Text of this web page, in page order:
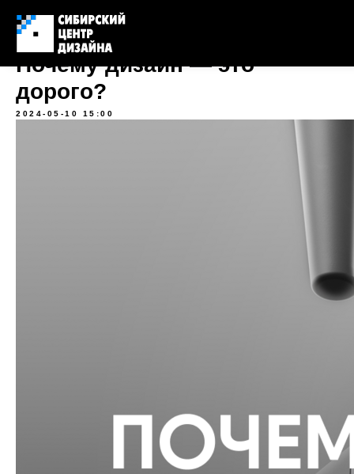
Почему дизайн — это
дорого?
2024-05-10 15:00